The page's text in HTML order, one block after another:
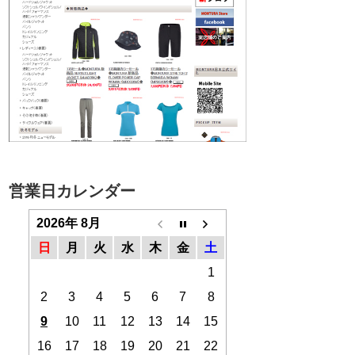
営業日カレンダー
2026年 8月
日
月 火 水 木 金
土
1
2
3 4 5 6 7
8
9
10 11 12 13 14
15
16
17 18 19 20 21 22